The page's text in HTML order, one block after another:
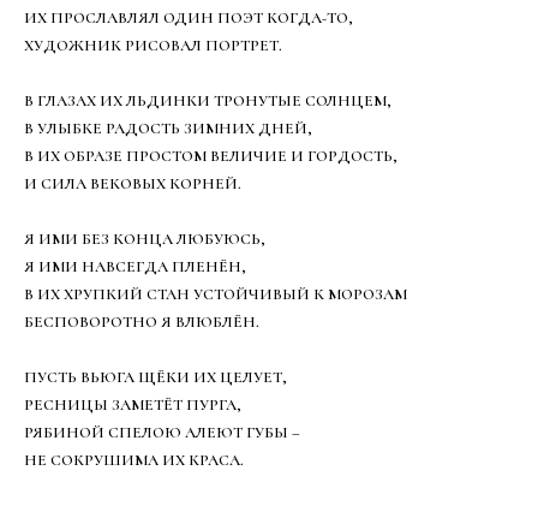
ИХ ПРОСЛАВЛЯЛ ОДИН ПОЭТ КОГДА-ТО,
ХУДОЖНИК РИСОВАЛ ПОРТРЕТ.
В ГЛАЗАХ ИХ ЛЬДИНКИ ТРОНУТЫЕ СОЛНЦЕМ,
В УЛЫБКЕ РАДОСТЬ ЗИМНИХ ДНЕЙ,
В ИХ ОБРАЗЕ ПРОСТОМ ВЕЛИЧИЕ И ГОРДОСТЬ,
И СИЛА ВЕКОВЫХ КОРНЕЙ.
Я ИМИ БЕЗ КОНЦА ЛЮБУЮСЬ,
Я ИМИ НАВСЕГДА ПЛЕНЁН,
В ИХ ХРУПКИЙ СТАН УСТОЙЧИВЫЙ К МОРОЗАМ
БЕСПОВОРОТНО Я ВЛЮБЛЁН.
ПУСТЬ ВЬЮГА ЩЁКИ ИХ ЦЕЛУЕТ,
РЕСНИЦЫ ЗАМЕТЁТ ПУРГА,
РЯБИНОЙ СПЕЛОЮ АЛЕЮТ ГУБЫ –
НЕ СОКРУШИМА ИХ КРАСА.